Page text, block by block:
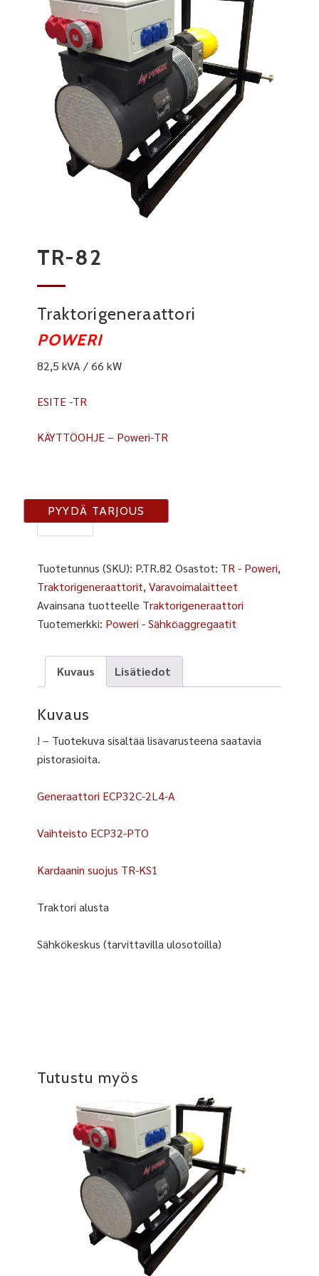
TR-82
Traktorigeneraattori
POWERI
82,5 kVA / 66 kW
ESITE -TR
KÄYTTÖOHJE – Poweri-TR
TR-
82
PYYDÄ TARJOUS
Tuotetunnus (SKU): P.TR.82 Osastot: TR - Poweri,
Traktorigeneraattorit,Varavoimalaitteet
Avainsana tuotteelle Traktorigeneraattori
Tuotemerkki: Poweri - Sähköaggregaatit
Kuvaus Lisätiedot
Kuvaus
! – Tuotekuva sisältää lisävarusteena saatavia
pistorasioita.
Generaattori ECP32C-2L4-A
Vaihteisto ECP32-PTO
Kardaanin suojus TR-KS1
Traktori alusta
Sähkökeskus (tarvittavilla ulosotoilla)
Tutustu myös